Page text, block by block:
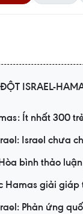
ISRAEL-
Ít nhất 300
Israel chưa
bình thảo
Hamas giải giáp
Phản ứng